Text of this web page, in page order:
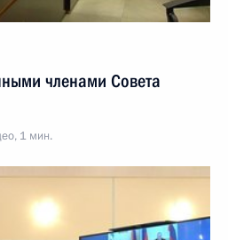
членами Совета
1 мин.